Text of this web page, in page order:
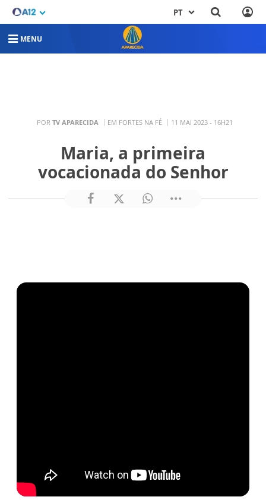
PT
MENU
POR TV APARECIDA EM FORTES NA FÉ 11 MAI 2023 - 16H21
Maria, a primeira
vocacionada do Senhor